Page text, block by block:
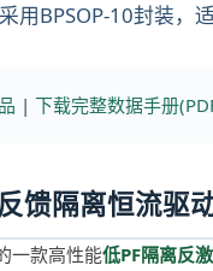
用BPSOP-10封装，
| 下载完整数据手册
馈隔离恒流驱
一款高性能低PF隔离反